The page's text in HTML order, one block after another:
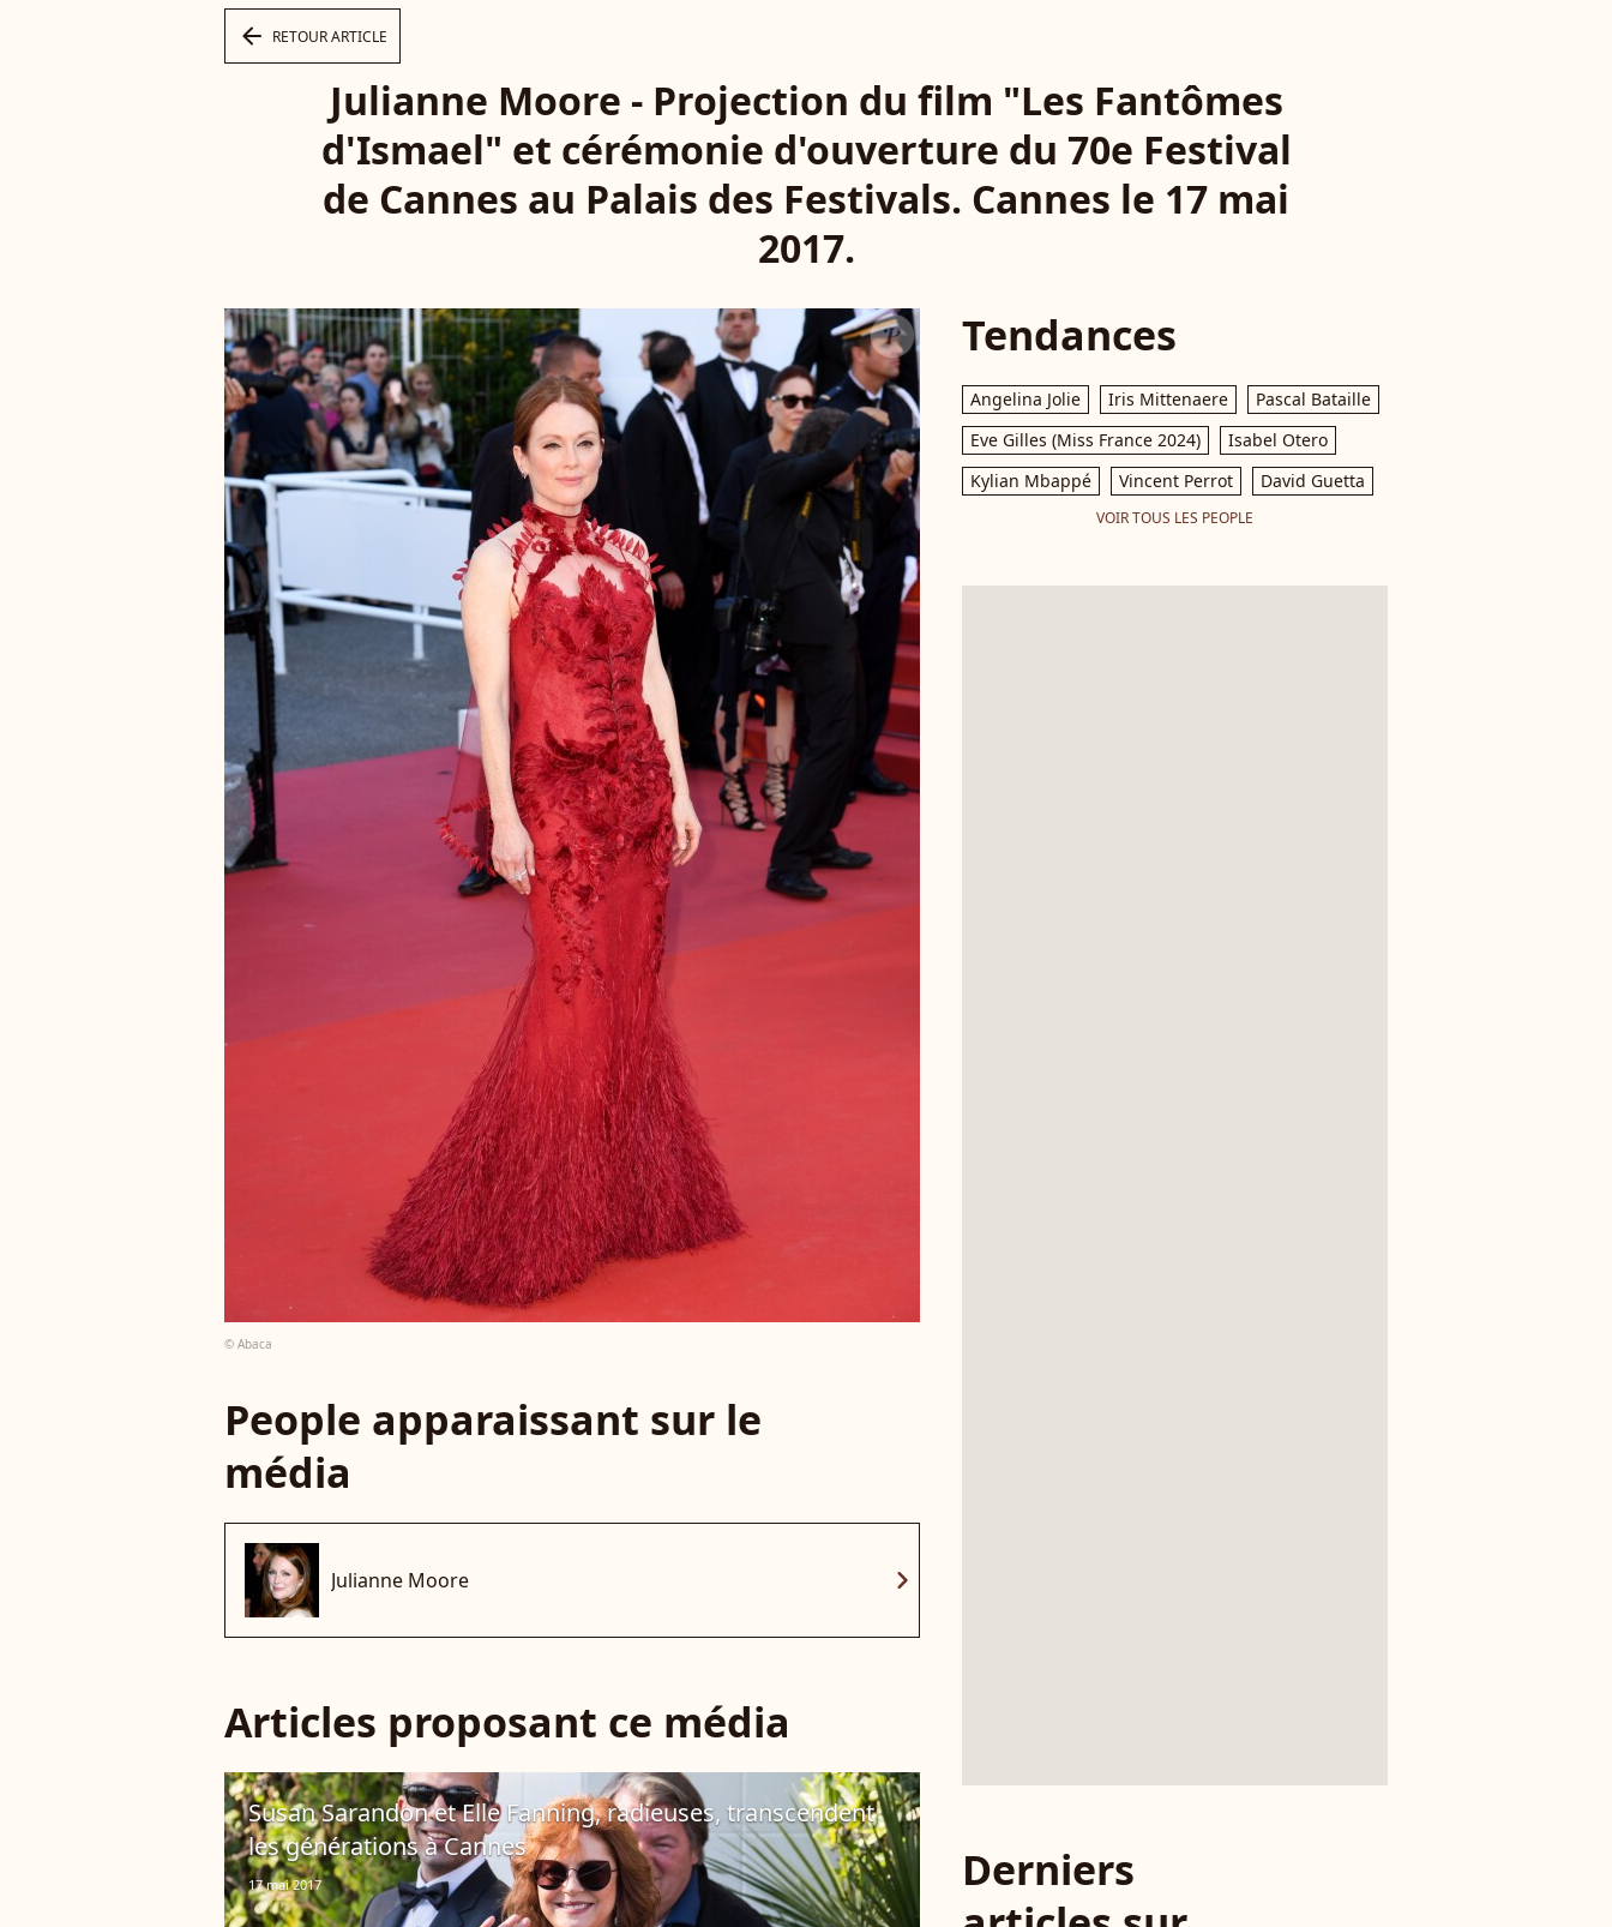
arrow_left RETOUR ARTICLE
Julianne Moore - Projection du film "Les Fantômes
d'Ismael" et cérémonie d'ouverture du 70e Festival
de Cannes au Palais des Festivals. Cannes le 17 mai
2017.
© Abaca
People apparaissant sur le
média
Julianne Moore chevron_right
Articles proposant ce média
Susan Sarandon et Elle Fanning, radieuses, transcendent
les générations à Cannes
17 mai 2017
Tendances
Angelina Jolie Iris Mittenaere
Pascal Bataille
Eve Gilles (Miss France 2024)
Isabel Otero
Kylian Mbappé
Vincent Perrot David Guetta
VOIR TOUS LES PEOPLE
Derniers